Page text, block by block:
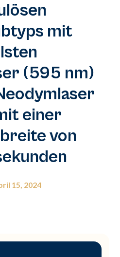
mit
(595 nm)
einer
von
15, 2024